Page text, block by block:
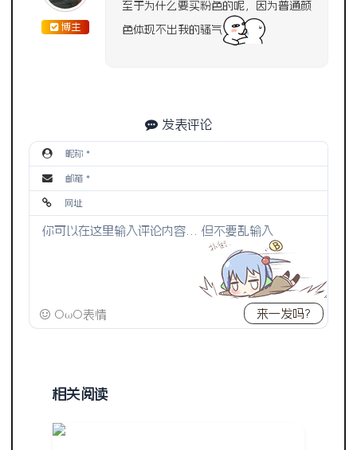
博主
至于为什么要买粉色的呢，因为普通颜
色体现不出我的骚气
发表评论
OωO表情 来一发吗?
相关阅读